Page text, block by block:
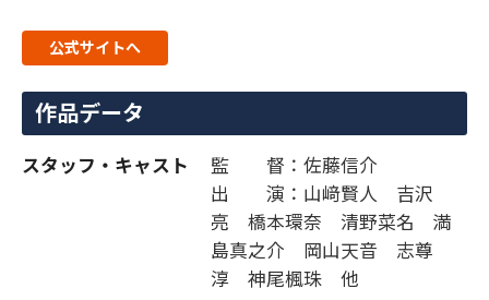
公式サイトへ
作品データ
スタッフ・キャスト
監 督：佐藤信介
出 演：山﨑賢人 吉沢
亮 橋本環奈 清野菜名 満
島真之介 岡山天音 志尊
淳 神尾楓珠 他